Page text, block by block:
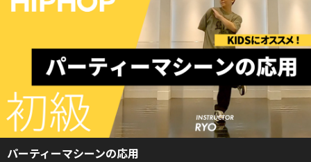
パーティーマシーンの応用